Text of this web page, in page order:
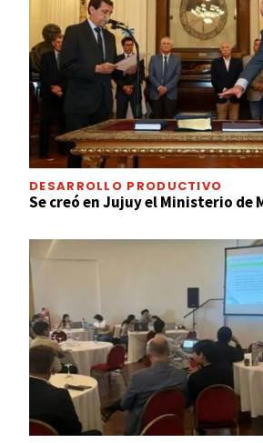
DESARROLLO PRODUCTIVO
Se creó en Jujuy el Ministerio de